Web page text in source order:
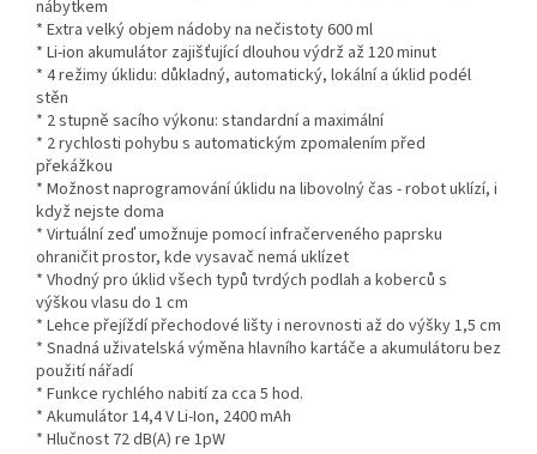
nábytkem
* Extra velký objem nádoby na nečistoty 600 ml
* Li-ion akumulátor zajišťující dlouhou výdrž až 120 minut
* 4 režimy úklidu: důkladný, automatický, lokální a úklid podél
stěn
* 2 stupně sacího výkonu: standardní a maximální
* 2 rychlosti pohybu s automatickým zpomalením před
překážkou
* Možnost naprogramování úklidu na libovolný čas - robot uklízí, i
když nejste doma
* Virtuální zeď umožnuje pomocí infračerveného paprsku
ohraničit prostor, kde vysavač nemá uklízet
* Vhodný pro úklid všech typů tvrdých podlah a koberců s
výškou vlasu do 1 cm
* Lehce přejíždí přechodové lišty i nerovnosti až do výšky 1,5 cm
* Snadná uživatelská výměna hlavního kartáče a akumulátoru bez
použití nářadí
* Funkce rychlého nabití za cca 5 hod.
* Akumulátor 14,4 V Li-Ion, 2400 mAh
* Hlučnost 72 dB(A) re 1pW